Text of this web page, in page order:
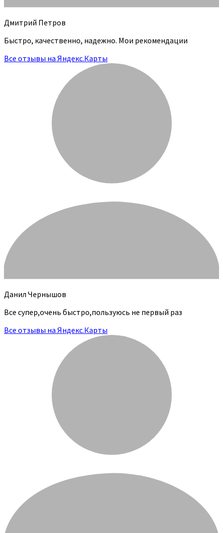
Дмитрий Петров
Быстро, качественно, надежно. Мои рекомендации
Все отзывы на Яндекс.Карты
Данил Чернышов
Все супер,очень быстро,пользуюсь не первый раз
Все отзывы на Яндекс.Карты